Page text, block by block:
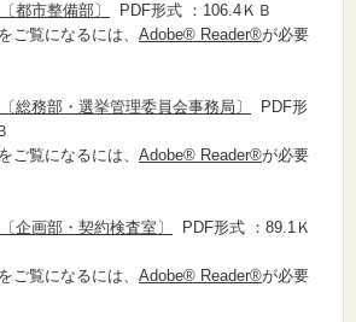
都市整備部〕
PDF形式 ：106.4ＫＢ
ご覧になるには、 Adobe® Reader®が必要
総務部・選挙管理委員会事務局〕
PDF形
ご覧になるには、 Adobe® Reader®が必要
企画部・契約検査室〕
PDF形式 ：89.1Ｋ
ご覧になるには、 Adobe® Reader®が必要